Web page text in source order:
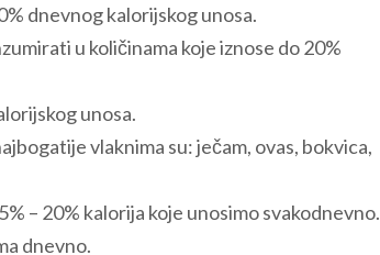
dnevnog kalorijskog unosa.
u količinama koje iznose do 20%
unosa.
vlaknima su: ječam, ovas, bokvica,
– 20% kalorija koje unosimo svakodnevno.
dnevno.